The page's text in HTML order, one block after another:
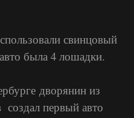
свинцовый
была 4 лошадки.
дворянин из
первый авто